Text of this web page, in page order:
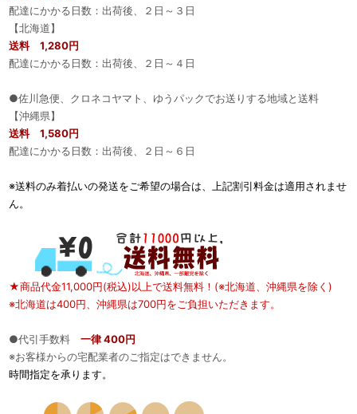
配達にかかる日数：出荷後、２日～３日
【北海道】
送料 1,280円
配達にかかる日数：出荷後、２日～４日
●佐川急便、クロネコヤマト、ゆうパックでお送りする地域と送料
【沖縄県】
送料 1,580円
配達にかかる日数：出荷後、２日～６日
※送料のみ着払いの発送をご希望の場合は、上記割引料金は適用されませ
ん。
★商品代金11,000円(税込)以上で送料無料！(※北海道、沖縄県を除く)
※北海道は400円、沖縄県は700円をご負担いただきます。
●代引手数料 一律 400円
※お客様からの宅配業者のご指定はできません。
時間指定を承ります。